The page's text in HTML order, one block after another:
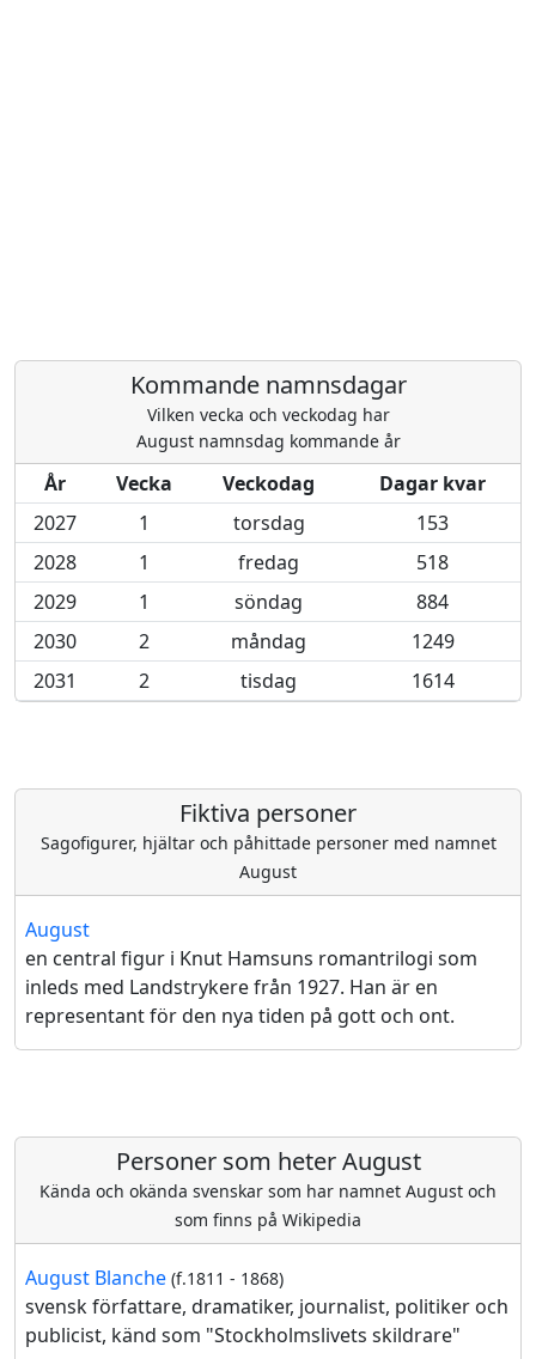
Kommande namnsdagar
Vilken vecka och veckodag har
August namnsdag kommande år
År Vecka Veckodag
Dagar kvar
2027
1 torsdag
153
2028
1 fredag
518
2029
1 söndag
884
2030
2 måndag
1249
2031
2 tisdag 1614
Fiktiva personer
Sagofigurer, hjältar och påhittade personer med namnet
August
August
en central figur i Knut Hamsuns romantrilogi som
inleds med Landstrykere från 1927. Han är en
representant för den nya tiden på gott och ont.
Personer som heter August
Kända och okända svenskar som har namnet August och
som finns på Wikipedia
August Blanche (f.1811 - 1868)
svensk författare, dramatiker, journalist, politiker och
publicist, känd som "Stockholmslivets skildrare"